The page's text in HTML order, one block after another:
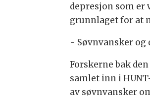
depresjon som er
grunnlaget for at
- Søvnvansker og
Forskerne bak
samlet inn i
av søvnvansker